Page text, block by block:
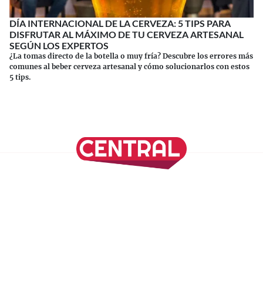
DÍA INTERNACIONAL DE LA CERVEZA: 5 TIPS PARA
DISFRUTAR AL MÁXIMO DE TU CERVEZA ARTESANAL
SEGÚN LOS EXPERTOS
¿La tomas directo de la botella o muy fría? Descubre los errores más
comunes al beber cerveza artesanal y cómo solucionarlos con estos
5 tips.